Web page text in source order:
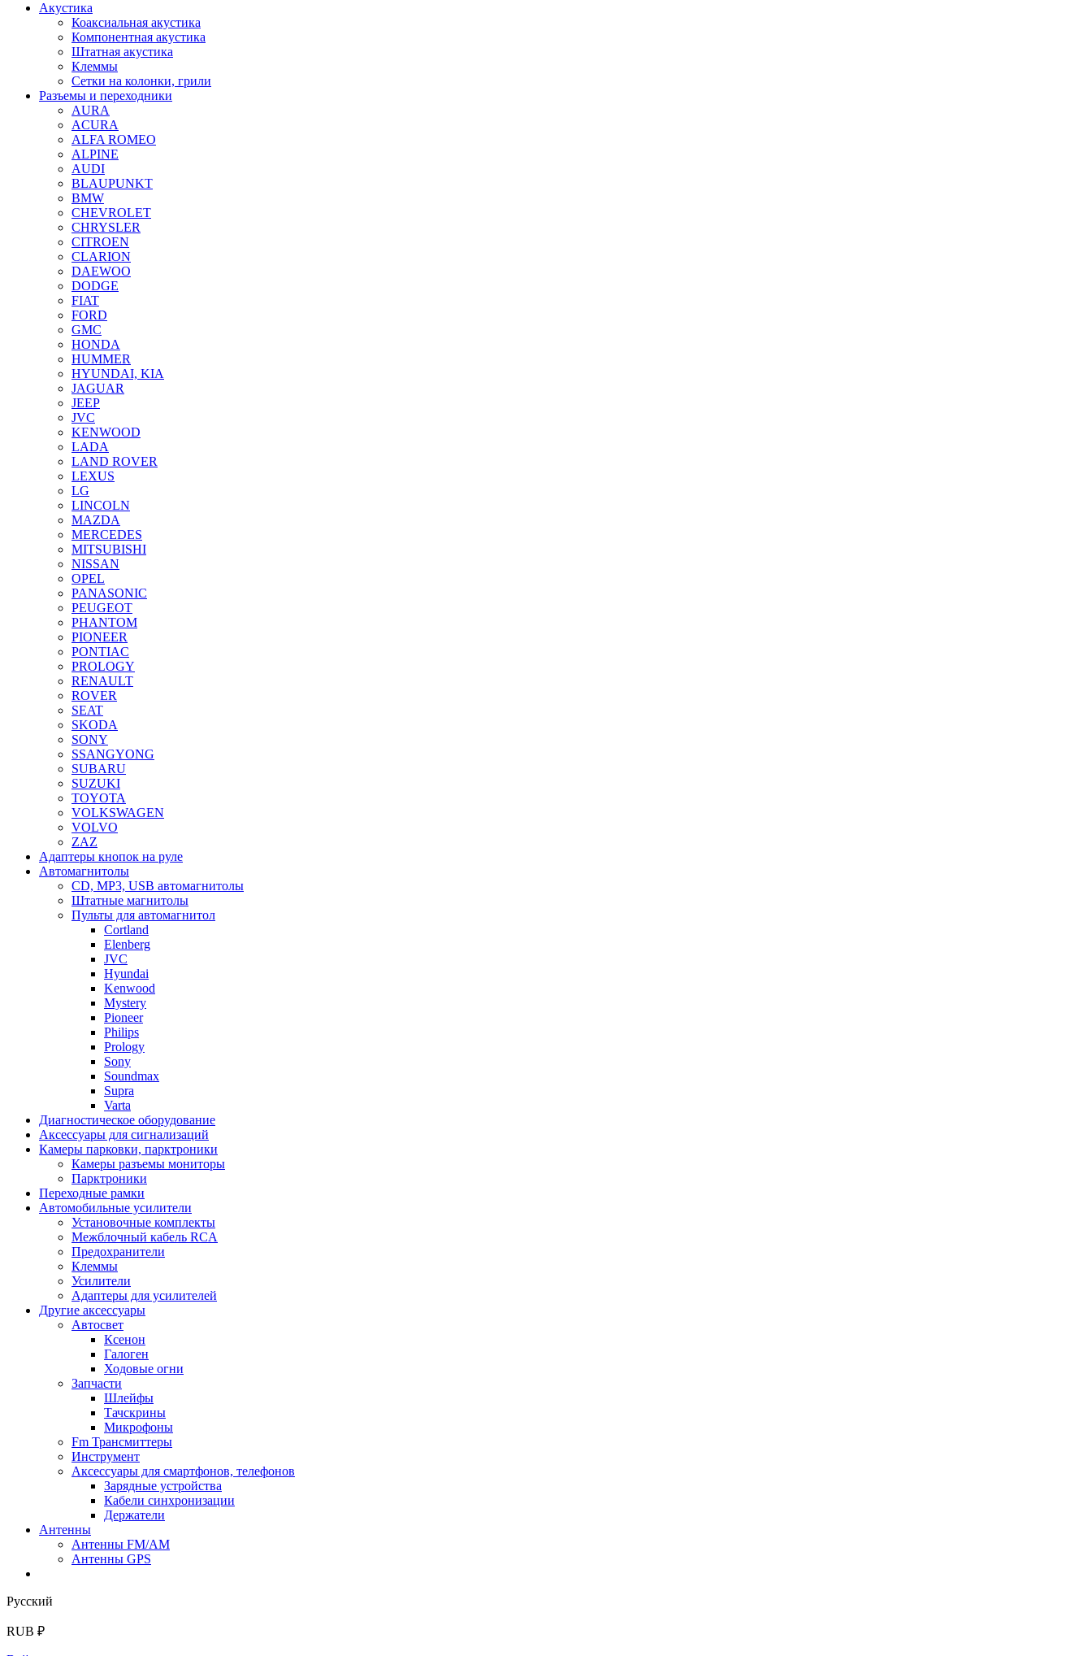
Акустика
Коаксиальная акустика
Компонентная акустика
Штатная акустика
Клеммы
Сетки на колонки, грили
Разъемы и переходники
AURA
ACURA
ALFA ROMEO
ALPINE
AUDI
BLAUPUNKT
BMW
CHEVROLET
CHRYSLER
CITROEN
CLARION
DAEWOO
DODGE
FIAT
FORD
GMC
HONDA
HUMMER
HYUNDAI, KIA
JAGUAR
JEEP
JVC
KENWOOD
LADA
LAND ROVER
LEXUS
LG
LINCOLN
MAZDA
MERCEDES
MITSUBISHI
NISSAN
OPEL
PANASONIC
PEUGEOT
PHANTOM
PIONEER
PONTIAC
PROLOGY
RENAULT
ROVER
SEAT
SKODA
SONY
SSANGYONG
SUBARU
SUZUKI
TOYOTA
VOLKSWAGEN
VOLVO
ZAZ
Адаптеры кнопок на руле
Автомагнитолы
CD, MP3, USB автомагнитолы
Штатные магнитолы
Пульты для автомагнитол
Cortland
Elenberg
JVC
Hyundai
Kenwood
Mystery
Pioneer
Philips
Prology
Sony
Soundmax
Supra
Varta
Диагностическое оборудование
Аксессуары для сигнализаций
Камеры парковки, парктроники
Камеры разъемы мониторы
Парктроники
Переходные рамки
Автомобильные усилители
Установочные комплекты
Межблочный кабель RCA
Предохранители
Клеммы
Усилители
Адаптеры для усилителей
Другие аксессуары
Автосвет
Ксенон
Галоген
Ходовые огни
Запчасти
Шлейфы
Тачскрины
Микрофоны
Fm Трансмиттеры
Инструмент
Аксессуары для смартфонов, телефонов
Зарядные устройства
Кабели синхронизации
Держатели
Антенны
Антенны FM/AM
Антенны GPS
Русский
RUB ₽